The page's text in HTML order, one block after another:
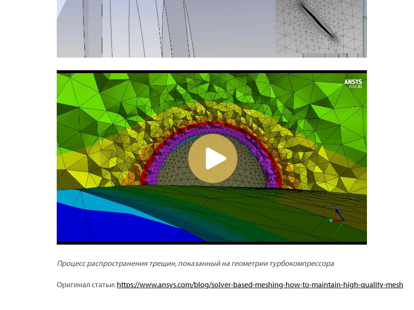
Процесс распространения трещин, показанный на геометрии турбокомпрессора
Оригинал статьи: https://www.ansys.com/blog/solver-based-meshing-how-to-maintain-high-quality-mesh